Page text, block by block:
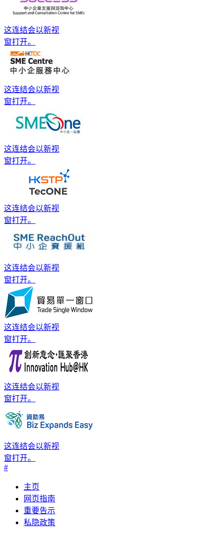
这连结会以新视
窗打开。
这连结会以新视
窗打开。
这连结会以新视
窗打开。
这连结会以新视
窗打开。
这连结会以新视
窗打开。
这连结会以新视
窗打开。
这连结会以新视
窗打开。
这连结会以新视
窗打开。
#
主页
网页指南
重要告示
私隐政策